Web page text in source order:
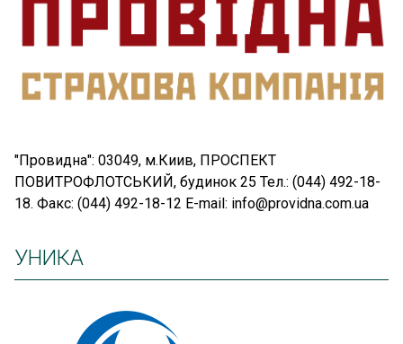
"Провидна": 03049, м.Киив, ПРОСПЕКТ
ПОВИТРОФЛОТСЬКИЙ, будинок 25 Тел.: (044) 492-18-
18. Факс: (044) 492-18-12 E-mail: info@providna.com.ua
УНИКА